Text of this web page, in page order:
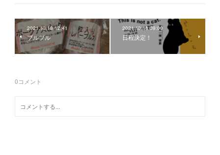
2021.10.18 12:41
ブルブル
2021.10.16 09:00
日程決定！
0コメント